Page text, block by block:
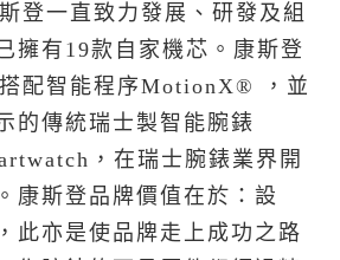
登一直致力發展、研發及組
擁有19款自家機芯。康斯登
配智能程序MotionX® ，並
的傳統瑞士製智能腕錶
，在瑞士腕錶業界開
康斯登品牌價值在於：設
此亦是使品牌走上成功之路